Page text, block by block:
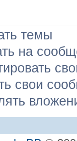
темы
на
свои